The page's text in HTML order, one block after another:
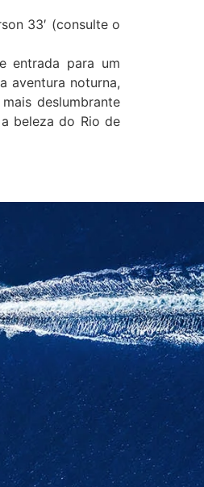
33′ (consulte o
entrada para um
aventura noturna,
deslumbrante
beleza do Rio de